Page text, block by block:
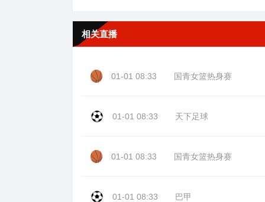
相关直播
01-01 08:33 国青女篮热身赛
01-01 08:33 天下足球
01-01 08:33 国青女篮热身赛
01-01 08:33 巴甲